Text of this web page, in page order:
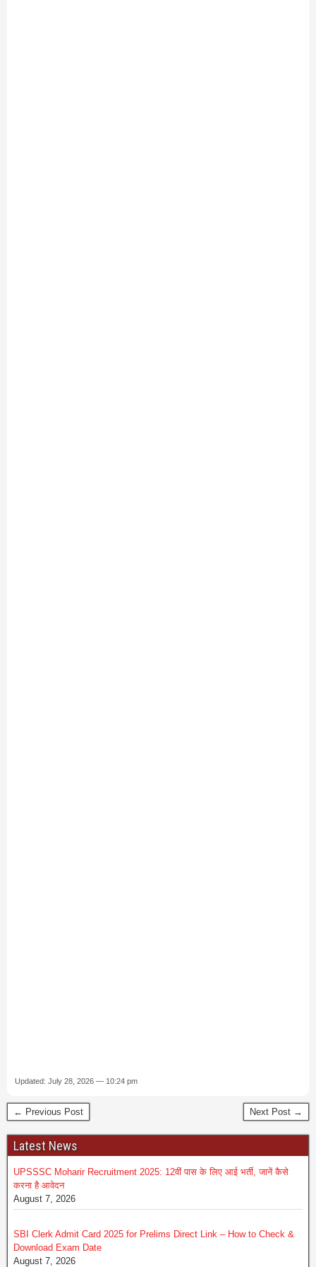
Updated: July 28, 2026 — 10:24 pm
← Previous Post Next Post →
Latest News
UPSSSC Moharir Recruitment 2025: 12वीं पास के लिए आई भर्ती, जानें कैसे
करना है आवेदन
August 7, 2026
SBI Clerk Admit Card 2025 for Prelims Direct Link – How to Check &
Download Exam Date
August 7, 2026